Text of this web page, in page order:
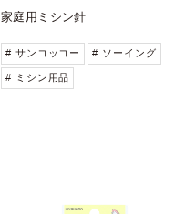
家庭用ミシン針
# サンコッコー # ソーイング
# ミシン用品